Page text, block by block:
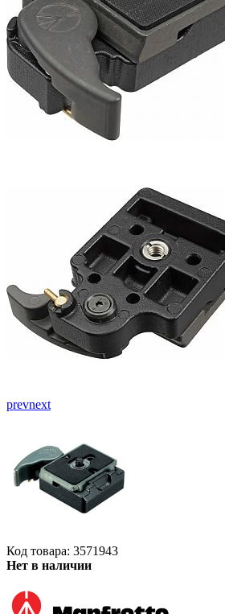
prevnext
Код товара: 3571943
Нет в наличии